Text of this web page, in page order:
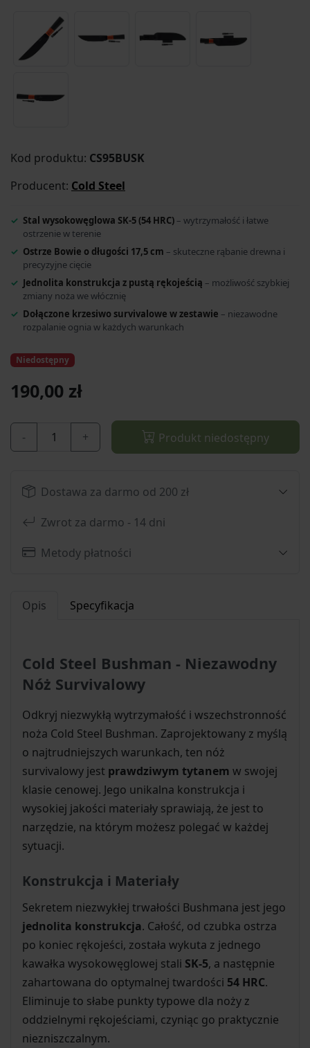
Kod produktu: CS95BUSK
Producent: Cold Steel
Stal wysokowęglowa SK-5 (54 HRC) – wytrzymałość i łatwe
ostrzenie w terenie
Ostrze Bowie o długości 17,5 cm – skuteczne rąbanie drewna i
precyzyjne cięcie
Jednolita konstrukcja z pustą rękojeścią – możliwość szybkiej
zmiany noża we włócznię
Dołączone krzesiwo survivalowe w zestawie – niezawodne
rozpalanie ognia w każdych warunkach
Niedostępny
190,00 zł
- + Produkt niedostępny
Dostawa za darmo od 200 zł
Zwrot za darmo - 14 dni
Metody płatności
Opis Specyfikacja
Cold Steel Bushman - Niezawodny
Nóż Survivalowy
Odkryj niezwykłą wytrzymałość i wszechstronność
noża Cold Steel Bushman. Zaprojektowany z myślą
o najtrudniejszych warunkach, ten nóż
survivalowy jest prawdziwym tytanem w swojej
klasie cenowej. Jego unikalna konstrukcja i
wysokiej jakości materiały sprawiają, że jest to
narzędzie, na którym możesz polegać w każdej
sytuacji.
Konstrukcja i Materiały
Sekretem niezwykłej trwałości Bushmana jest jego
jednolita konstrukcja. Całość, od czubka ostrza
po koniec rękojeści, została wykuta z jednego
kawałka wysokowęglowej stali SK-5, a następnie
zahartowana do optymalnej twardości 54 HRC.
Eliminuje to słabe punkty typowe dla noży z
oddzielnymi rękojeściami, czyniąc go praktycznie
niezniszczalnym.